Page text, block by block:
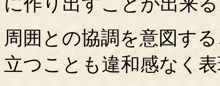
周囲との協調を意図す
立つことも違和感なく